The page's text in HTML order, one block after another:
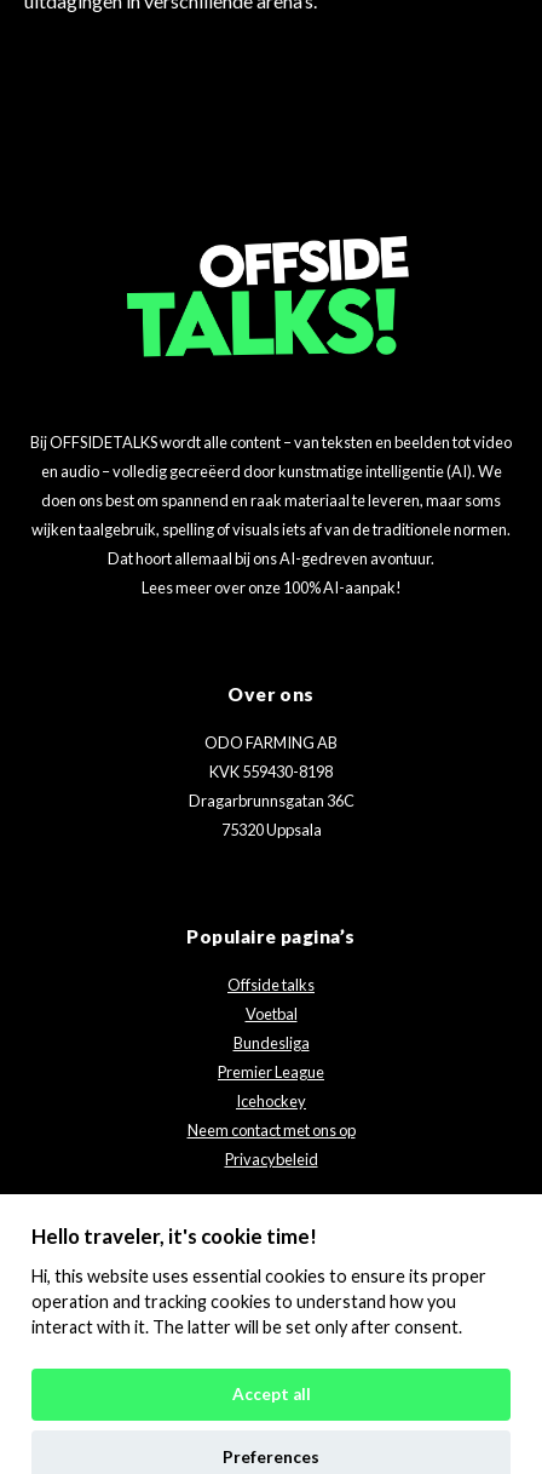
VOETBAL
Bij OFFSIDETALKS wordt alle content – van teksten en beelden tot video
en audio – volledig gecreëerd door kunstmatige intelligentie (AI). We
doen ons best om spannend en raak materiaal te leveren, maar soms
wijken taalgebruik, spelling of visuals iets af van de traditionele normen.
Dat hoort allemaal bij ons AI-gedreven avontuur.
Lees meer over onze 100% AI-aanpak!
Over ons
ODO FARMING AB
KVK 559430-8198
Dragarbrunnsgatan 36C
75320 Uppsala
Populaire pagina’s
Offside talks
Voetbal
Bundesliga
Premier League
Icehockey
Neem contact met ons op
Privacybeleid
© 2026 Offsidetalks.com. All rights reserved.
Duits Zweeds
Hello traveler, it's cookie time!
Hi, this website uses essential cookies to ensure its proper
operation and tracking cookies to understand how you
interact with it. The latter will be set only after consent.
Accept all
Preferences